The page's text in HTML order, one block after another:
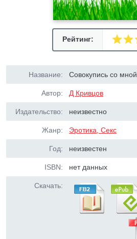
Рейтинг:
Название: Cовокупись со мной
Автор: Д Кривцов
Издательство: неизвестно
Жанр: Эротика, Секс
Год: неизвестен
ISBN: нет данных
Скачать: